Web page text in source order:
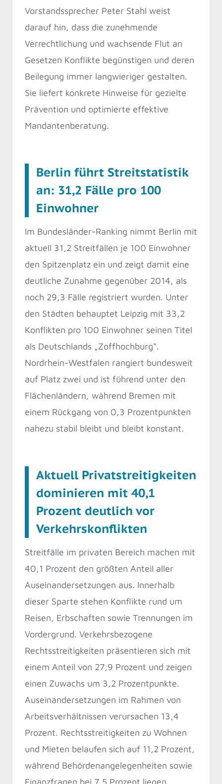
Vorstandssprecher Peter Stahl weist
darauf hin, dass die zunehmende
Verrechtlichung und wachsende Flut an
Gesetzen Konflikte begünstigen und deren
Beilegung immer langwieriger gestalten.
Sie liefert konkrete Hinweise für gezielte
Prävention und optimierte effektive
Mandantenberatung.
Berlin führt Streitstatistik
an: 31,2 Fälle pro 100
Einwohner
Im Bundesländer-Ranking nimmt Berlin mit
aktuell 31,2 Streitfällen je 100 Einwohner
den Spitzenplatz ein und zeigt damit eine
deutliche Zunahme gegenüber 2014, als
noch 29,3 Fälle registriert wurden. Unter
den Städten behauptet Leipzig mit 33,2
Konflikten pro 100 Einwohner seinen Titel
als Deutschlands „Zoffhochburg“.
Nordrhein-Westfalen rangiert bundesweit
auf Platz zwei und ist führend unter den
Flächenländern, während Bremen mit
einem Rückgang von 0,3 Prozentpunkten
nahezu stabil bleibt und bleibt konstant.
Aktuell Privatstreitigkeiten
dominieren mit 40,1
Prozent deutlich vor
Verkehrskonflikten
Streitfälle im privaten Bereich machen mit
40,1 Prozent den größten Anteil aller
Auseinandersetzungen aus. Innerhalb
dieser Sparte stehen Konflikte rund um
Reisen, Erbschaften sowie Trennungen im
Vordergrund. Verkehrsbezogene
Rechtsstreitigkeiten präsentieren sich mit
einem Anteil von 27,9 Prozent und zeigen
einen Zuwachs um 3,2 Prozentpunkte.
Auseinandersetzungen im Rahmen von
Arbeitsverhältnissen verursachen 13,4
Prozent. Rechtsstreitigkeiten zu Wohnen
und Mieten belaufen sich auf 11,2 Prozent,
während Behördenangelegenheiten sowie
Finanzfragen bei 7,5 Prozent liegen.